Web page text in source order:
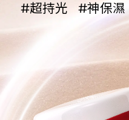
#超持光 #神保濕